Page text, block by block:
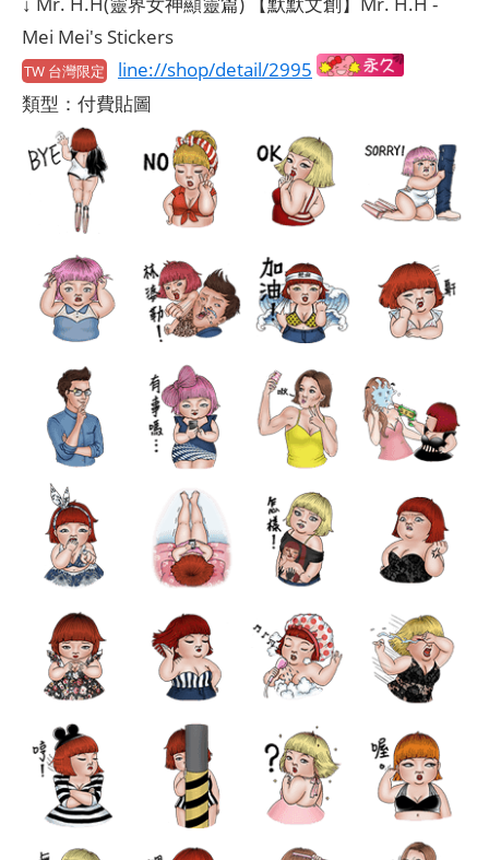
Mei Mei's Stickers
TW 台灣限定
line://shop/detail/2995
類型：付費貼圖